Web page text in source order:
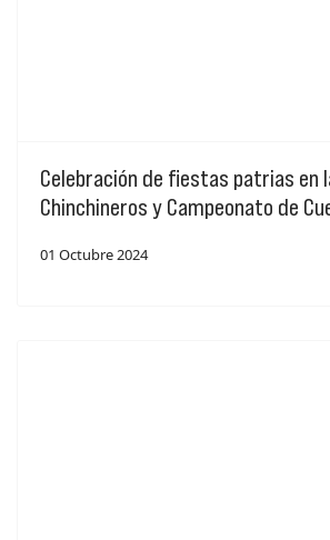
Celebración de fiestas patrias en
Chinchineros y Campeonato de
01 Octubre 2024